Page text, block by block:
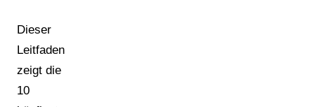
Dieser
Leitfaden
zeigt die
10